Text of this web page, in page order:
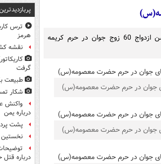
همزمان با ایام ورود حضرت فاطمه معصومه سلام الله علیها به شهر قم، آیین جشن ازدواج 60 زوج جوان در حرم کریمه
جوان در حرم حضرت معصومه(س)
جوان در حرم حضرت معصومه(س)
ترس
هرمز
نقشه
گرفت
طبیعت
شکار
واکنش
درباره یمن
پشت
نخستین
درباره